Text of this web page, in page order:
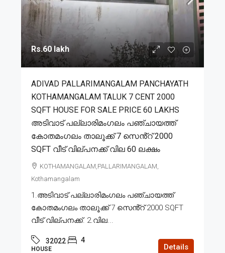
Rs.60 lakh
ADIVAD PALLARIMANGALAM PANCHAYATH
KOTHAMANGALAM TALUK 7 CENT 2000
SQFT HOUSE FOR SALE PRICE 60 LAKHS
അടിവാട് പല്ലാരിമംഗലം പഞ്ചായത്ത്
കോതമംഗലം താലൂക്ക് 7 സെൻ്റ് 2000
SQFT വീട് വില്പനക്ക് വില 60 ലക്ഷം
KOTHAMANGALAM,PALLARIMANGALAM,
Kothamangalam
1.അടിവാട് പല്ലാരിമംഗലം പഞ്ചായത്ത്
കോതമംഗലം താലൂക്ക് 7 സെൻ്റ് 2000 SQFT
വീട് വില്പനക്ക്. 2.വില...
32022 4
HOUSE Details